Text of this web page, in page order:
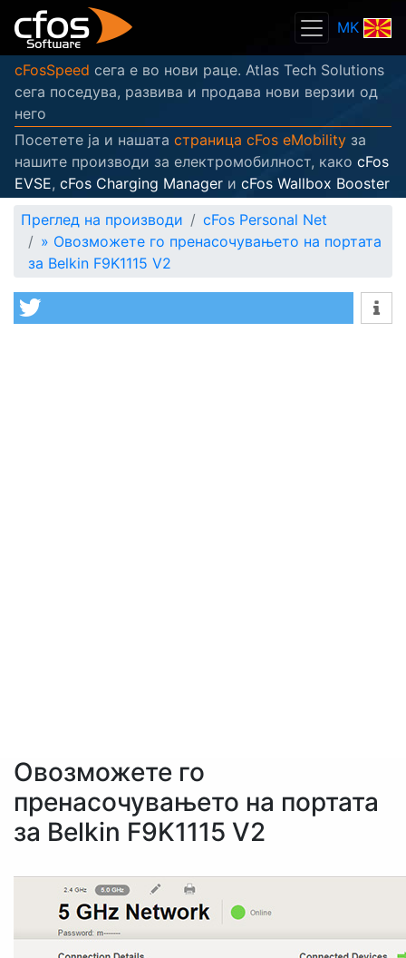
MK
cFosSpeed сега е во нови раце. Atlas Tech Solutions
сега поседува, развива и продава нови верзии од
него
Посетете ја и нашата страница cFos eMobility за
нашите производи за електромобилност, како cFos
EVSE, cFos Charging Manager и cFos Wallbox Booster
Преглед на производи
cFos Personal Net
» Овозможете го пренасочувањето на портата
за Belkin F9K1115 V2
Овозможете го
пренасочувањето на портата
за Belkin F9K1115 V2